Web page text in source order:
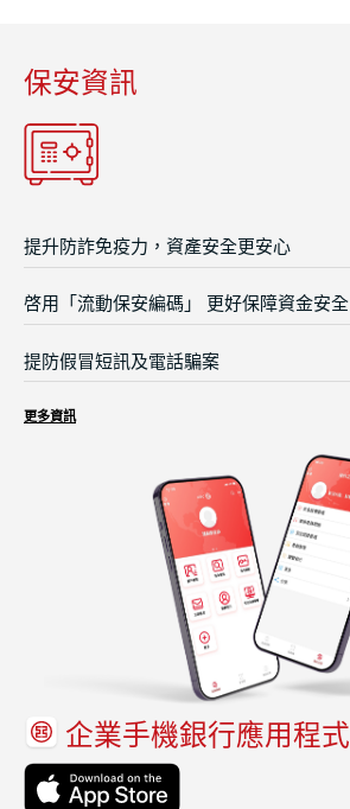
保安資訊
提升防詐免疫力，資產安全更安心
啓用「流動保安編碼」 更好保障資金安全
提防假冒短訊及電話騙案
更多資訊
企業手機銀行應用程式